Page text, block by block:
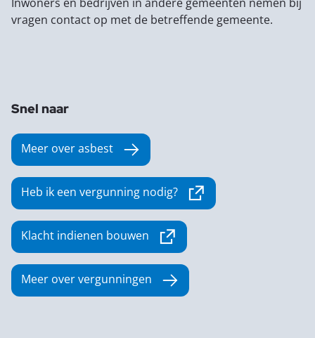
vragen contact op met de betreffende gemeente.
Snel naar
Meer over asbest
Heb ik een vergunning nodig?Deze link verwijst naar een externe
Klacht indienen bouwenDeze link verwijst naar een externe
Meer over vergunningen